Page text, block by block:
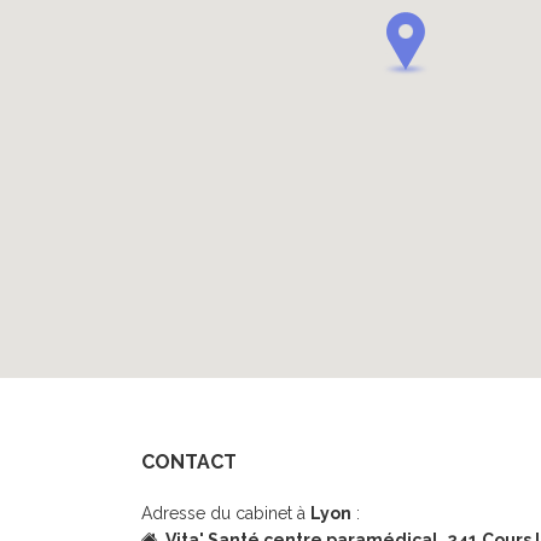
CONTACT
Adresse du cabinet à Lyon :